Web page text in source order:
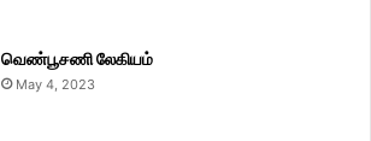
வெண்பூசணி லேகியம்
May 4, 2023